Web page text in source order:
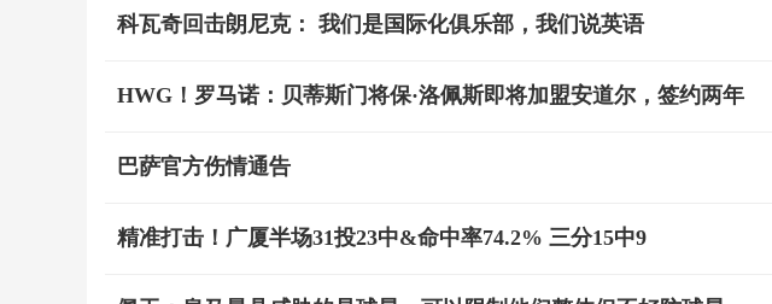
科瓦奇回击朗尼克： 我们是国际化俱乐部，我们说英语
HWG！罗马诺：贝蒂斯门将保·洛佩斯即将加盟安道尔，签约两年
巴萨官方伤情通告
精准打击！广厦半场31投23中&命中率74.2% 三分15中9